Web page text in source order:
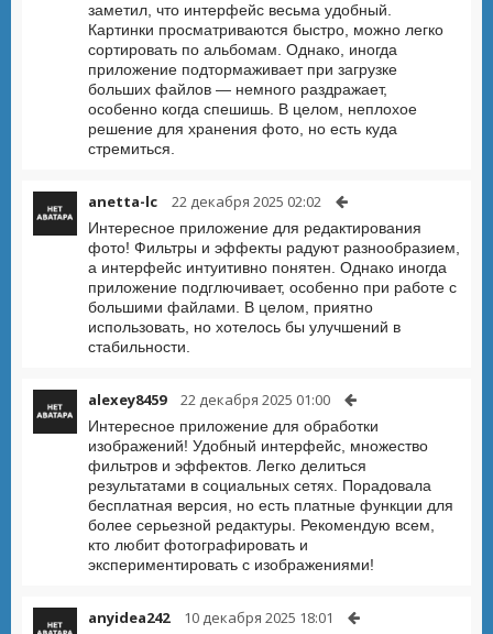
заметил, что интерфейс весьма удобный.
Картинки просматриваются быстро, можно легко
сортировать по альбомам. Однако, иногда
приложение подтормаживает при загрузке
больших файлов — немного раздражает,
особенно когда спешишь. В целом, неплохое
решение для хранения фото, но есть куда
стремиться.
anetta-lc 22 декабря 2025 02:02
Интересное приложение для редактирования
фото! Фильтры и эффекты радуют разнообразием,
а интерфейс интуитивно понятен. Однако иногда
приложение подглючивает, особенно при работе с
большими файлами. В целом, приятно
использовать, но хотелось бы улучшений в
стабильности.
alexey8459 22 декабря 2025 01:00
Интересное приложение для обработки
изображений! Удобный интерфейс, множество
фильтров и эффектов. Легко делиться
результатами в социальных сетях. Порадовала
бесплатная версия, но есть платные функции для
более серьезной редактуры. Рекомендую всем,
кто любит фотографировать и
экспериментировать с изображениями!
anyidea242 10 декабря 2025 18:01